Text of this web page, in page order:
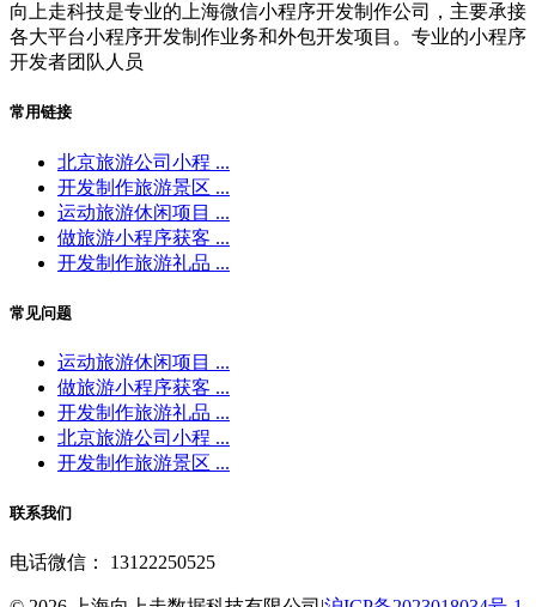
向上走科技是专业的上海微信小程序开发制作公司，主要承接
各大平台小程序开发制作业务和外包开发项目。专业的小程序
开发者团队人员
常用链接
北京旅游公司小程 ...
开发制作旅游景区 ...
运动旅游休闲项目 ...
做旅游小程序获客 ...
开发制作旅游礼品 ...
常见问题
运动旅游休闲项目 ...
做旅游小程序获客 ...
开发制作旅游礼品 ...
北京旅游公司小程 ...
开发制作旅游景区 ...
联系我们
电话微信： 13122250525